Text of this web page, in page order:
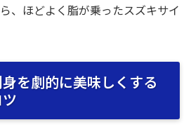
、ほどよく脂が乗ったスズキサイ
を劇的に美味しくする